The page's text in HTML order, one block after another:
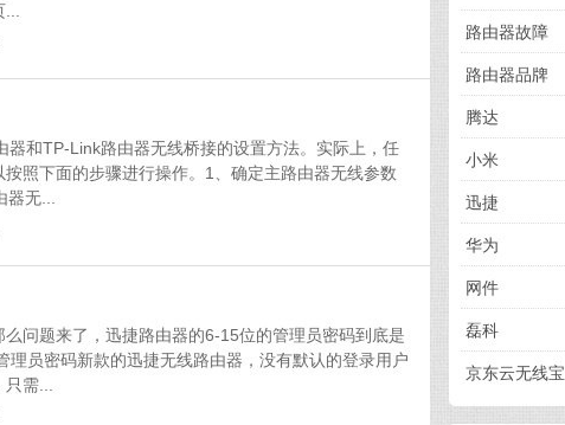
和TP-Link路由器无线桥接的设置方法。实际上，任
照下面的步骤进行操作。1、确定主路由器无线参数
无...
问题来了，迅捷路由器的6-15位的管理员密码到底是
员密码新款的迅捷无线路由器，没有默认的登录用户
需...
路由器故障
路由器品牌
腾达
小米
迅捷
华为
网件
磊科
京东云无线宝